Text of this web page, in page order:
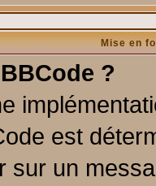
Mise en
?
est
sur un